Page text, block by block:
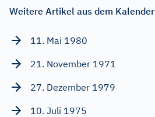
Weitere Artikel aus dem Kalender
11. Mai 1980
21. November 1971
27. Dezember 1979
10. Juli 1975